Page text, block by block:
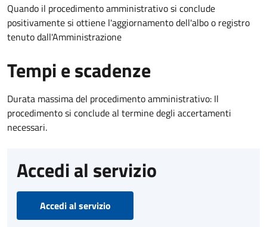
Quando il procedimento amministrativo si conclude
positivamente si ottiene l'aggiornamento dell'albo o registro
tenuto dall'Amministrazione
Tempi e scadenze
Durata massima del procedimento amministrativo: Il
procedimento si conclude al termine degli accertamenti
necessari.
Accedi al servizio
Accedi al servizio